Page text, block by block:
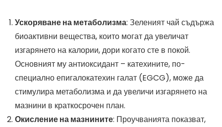
Ускоряване на метаболизма: Зеленият чай съдържа
биоактивни вещества, които могат да увеличат
изгарянето на калории, дори когато сте в покой.
Основният му антиоксидант – катехините, по-
специално епигалокатехин галат (EGCG), може да
стимулира метаболизма и да увеличи изгарянето на
мазнини в краткосрочен план.
Окисление на мазнините: Проучванията показват,